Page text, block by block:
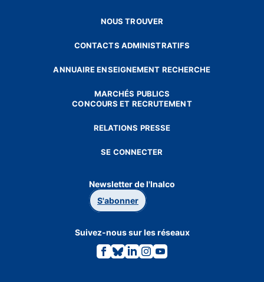
NOUS TROUVER
CONTACTS ADMINISTRATIFS
ANNUAIRE ENSEIGNEMENT RECHERCHE
MARCHÉS PUBLICS
CONCOURS ET RECRUTEMENT
RELATIONS PRESSE
SE CONNECTER
Newsletter de l'Inalco
S'abonner
Suivez-nous sur les réseaux
Lien
vers
Lien
vers
Lien
vers
Lien
vers
Lien
vers